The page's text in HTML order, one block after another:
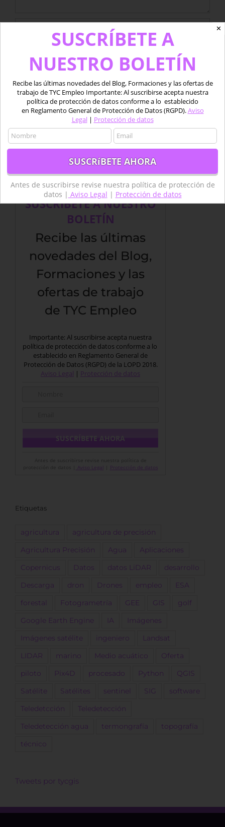
Guardar mi nombre, email y sitio web en este
navegador para la próxima vez que comente.
SUSCRÍBETE A NUESTRO
BOLETÍN
Recibe las últimas
novedades del Blog,
Formaciones y las
ofertas de trabajo
de TYC Empleo
Importante: Al suscribirse acepta nuestra
política de protección de datos conforme a lo
establecido en Reglamento General de
Protección de Datos (RGPD) de la LOPD 2018.
Aviso Legal | Protección de datos
Aviso Legal Protección de datos
Etiquetas
agricultura agricultura de precisión
Agricultura Precisión Agua Aplicaciones
Copernicus Datos datos LiDAR desarrollo
Descarga dron Drones empleo ESA
forestal Fotogrametría GEE GIS golf
Google Earth Engine IA Imágenes
Imágenes satélite ingeniero Landsat
LIDAR marino Medio acuático Oferta
piloto Pix4D procesado Python QGIS
Satélite Satélites sentinel SIG software
Teledetcción Teledetección
Teledetección agua termongrafía topografía
técnico
Tweets por tycgis
✕
SUSCRÍBETE A
NUESTRO BOLETÍN
Recibe las últimas novedades del Blog, Formaciones y las ofertas de
trabajo de TYC Empleo Importante: Al suscribirse acepta nuestra
política de protección de datos conforme a lo establecido
en Reglamento General de Protección de Datos (RGPD).Aviso
Legal| Protección de datos
Antes de suscribirse revise nuestra política de protección de
datos | Aviso Legal | Protección de datos